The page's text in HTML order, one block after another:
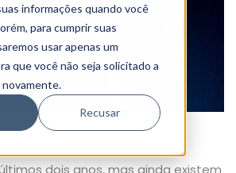
informações quando você
para cumprir suas
usar apenas um
que você não seja solicitado a
novamente.
Recusar
dois anos, mas ainda existem